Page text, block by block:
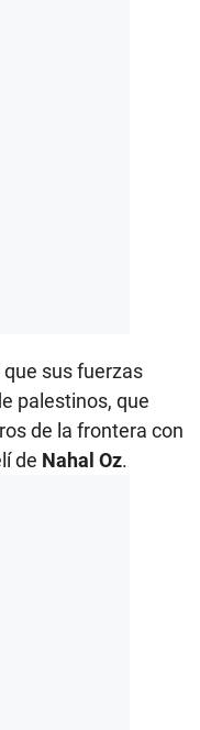
que sus fuerzas
palestinos, que
de la frontera con
de Nahal Oz.